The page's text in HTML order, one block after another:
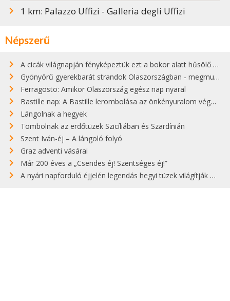
1 km: Palazzo Uffizi - Galleria degli Uffizi
Népszerű
A cicák világnapján fényképeztük ezt a bokor alatt hűsölő cicát Kisorosziban
Gyönyörű gyerekbarát strandok Olaszországban - megmutatjuk a 15 legjobbat
Ferragosto: Amikor Olaszország egész nap nyaral
Bastille nap: A Bastille lerombolása az önkényuralom végét jelentette
Lángolnak a hegyek
Tombolnak az erdőtüzek Szicíliában és Szardínián
Szent Iván-éj – A lángoló folyó
Graz adventi vásárai
Már 200 éves a „Csendes éj! Szentséges éj!”
A nyári napforduló éjjelén legendás hegyi tüzek világítják meg Zugspitzét